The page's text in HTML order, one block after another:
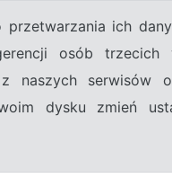
ich
osób trzecich
naszych serwisów
dysku zmień